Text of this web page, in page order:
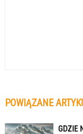
POWIĄZANE
GDZIE